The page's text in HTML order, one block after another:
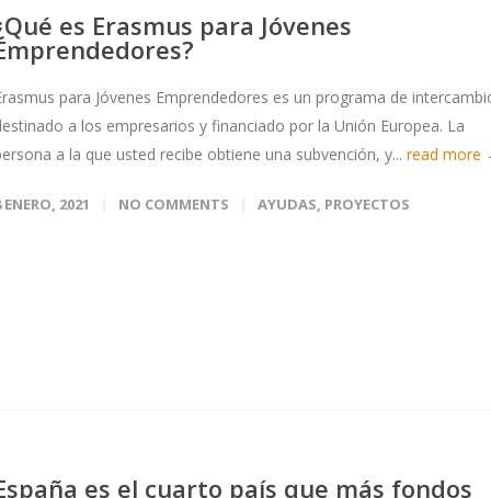
es Erasmus para Jóvenes
para Jóvenes Emprendedores es un programa de
a los empresarios y financiado por la Unión Europea. La
a la que usted recibe obtiene una subvención, y... read more
ENERO, 2021 NO COMMENTS AYUDAS, PROYECTOS
es el cuarto país que más fondos